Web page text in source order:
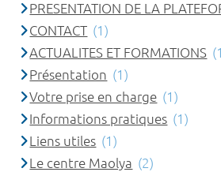
PRESENTATION DE LA
CONTACT (1)
ACTUALITES ET FORMATIONS
Présentation (1)
Votre prise en charge (1)
Informations pratiques (1)
Liens utiles (1)
Le centre Maolya (2)